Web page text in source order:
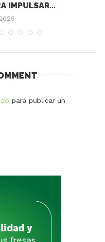
IMPULSAR...
para publicar un